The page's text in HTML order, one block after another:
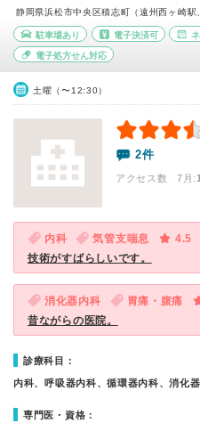
静岡県浜松市中央区積志町（遠州西ヶ崎駅
駐車場あり 電子決済可
電子処方せん対応
土曜（〜12:30）
2件
アクセス数 7月:
内科 気管支喘息
4.5
技術がすばらしいです。
消化器内科 胃痛・腹痛
昔ながらの医院。
診療科目：
内科、呼吸器内科、循環器内科、消化
専門医・資格：